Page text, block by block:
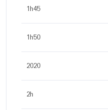
1h45
1h50
2020
2h